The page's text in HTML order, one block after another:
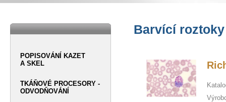
Barvící roztoky
POPISOVÁNÍ KAZET
A SKEL
TKÁŇOVÉ PROCESORY -
ODVODŇOVÁNÍ